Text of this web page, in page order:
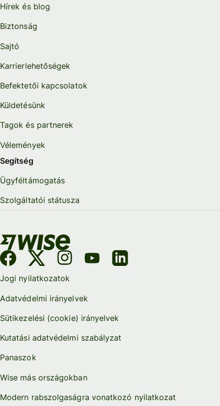
Hírek és blog
Biztonság
Sajtó
Karrierlehetőségek
Befektetői kapcsolatok
Küldetésünk
Tagok és partnerek
Vélemények
Segítség
Ügyféltámogatás
Szolgáltatói státusza
Jogi nyilatkozatok
Adatvédelmi irányelvek
Sütikezelési (cookie) irányelvek
Kutatási adatvédelmi szabályzat
Panaszok
Wise más országokban
Modern rabszolgaságra vonatkozó nyilatkozat